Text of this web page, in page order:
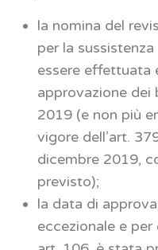
la nomina del
per la
essere effettuata
approvazione dei
2019 (e non più
vigore dell’art.
dicembre 2019,
previsto);
la data di
eccezionale e